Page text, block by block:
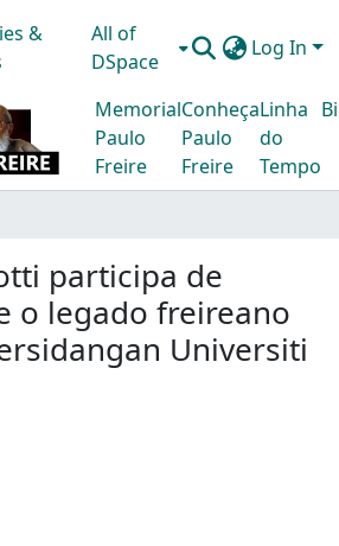
&
All of
DSpace
Log In
Memorial
Paulo
Freire
Conheça
Paulo
Freire
Linha
do
Tempo
participa de
o legado freireano
Universiti